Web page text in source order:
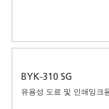
BYK-310 SG
유용성 도료 및 인쇄잉크